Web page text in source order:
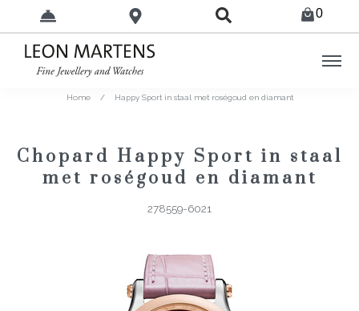
0
Home / Happy Sport in staal met roségoud en diamant
Chopard Happy Sport in staal
met roségoud en diamant
278559-6021